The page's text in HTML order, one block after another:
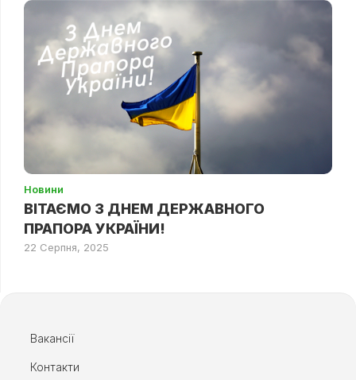
Новини
ВІТАЄМО З ДНЕМ ДЕРЖАВНОГО
ПРАПОРА УКРАЇНИ!
22 Серпня, 2025
Вакансії
Контакти